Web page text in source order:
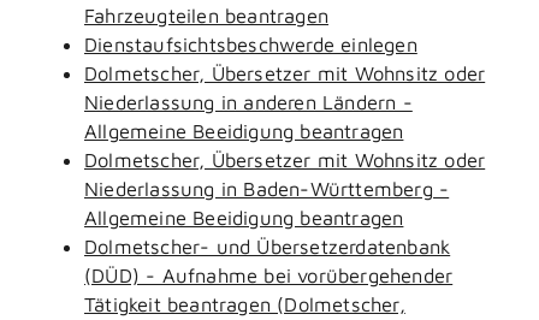
Fahrzeugteilen beantragen
Dienstaufsichtsbeschwerde einlegen
Dolmetscher, Übersetzer mit Wohnsitz oder
Niederlassung in anderen Ländern -
Allgemeine Beeidigung beantragen
Dolmetscher, Übersetzer mit Wohnsitz oder
Niederlassung in Baden-Württemberg -
Allgemeine Beeidigung beantragen
Dolmetscher- und Übersetzerdatenbank
(DÜD) - Aufnahme bei vorübergehender
Tätigkeit beantragen (Dolmetscher,